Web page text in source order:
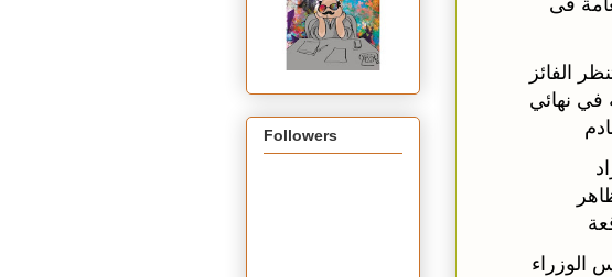
فى
٣-صفر وتنظر الفائز
في نهائي
الوزراء
Followers